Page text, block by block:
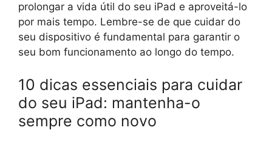
prolongar a vida útil do seu iPad e aproveitá-lo
por mais tempo. Lembre-se de que cuidar do
seu dispositivo é fundamental para garantir o
seu bom funcionamento ao longo do tempo.
10 dicas essenciais para cuidar
do seu iPad: mantenha-o
sempre como novo